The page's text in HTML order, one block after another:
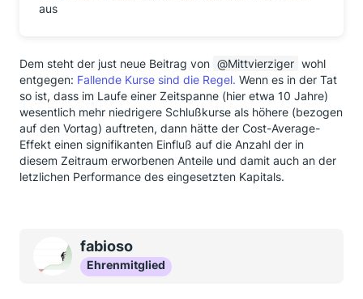
aus
Dem steht der just neue Beitrag von Mittvierziger wohl
entgegen: Fallende Kurse sind die Regel. Wenn es in der Tat
so ist, dass im Laufe einer Zeitspanne (hier etwa 10 Jahre)
wesentlich mehr niedrigere Schlußkurse als höhere (bezogen
auf den Vortag) auftreten, dann hätte der Cost-Average-
Effekt einen signifikanten Einfluß auf die Anzahl der in
diesem Zeitraum erworbenen Anteile und damit auch an der
letzlichen Performance des eingesetzten Kapitals.
fabioso
Ehrenmitglied